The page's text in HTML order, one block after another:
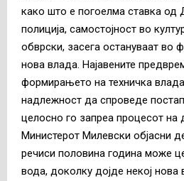
како што е погоелма ставка
полиција, самостојност во
обврски, засега остануваат во
нова влада. Најавените
формирањето на техничка
надлежност да спроведе
целосно го запреа процесот на
Министерот Милевски објасни
речиси половина година може
вода, доколку дојде некој нова